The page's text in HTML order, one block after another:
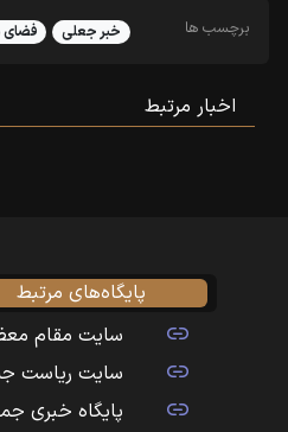
برچسب ها خبر جعلی فضای
اخبار مرتبط
پایگاه‌های مرتبط
سایت مقام
سایت ریاست
پایگاه خبری